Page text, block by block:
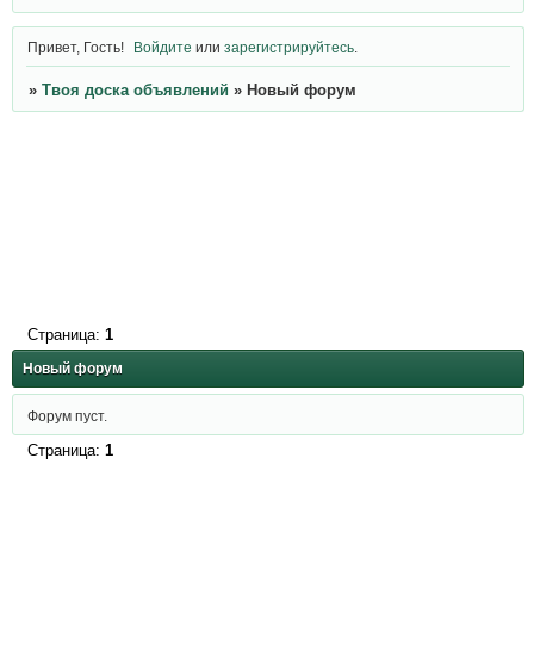
Привет, Гость! Войдите илизарегистрируйтесь
» Твоя доска объявлений » Новый форум
Новый форум
Страница: 1
Форум пуст.
Страница: 1